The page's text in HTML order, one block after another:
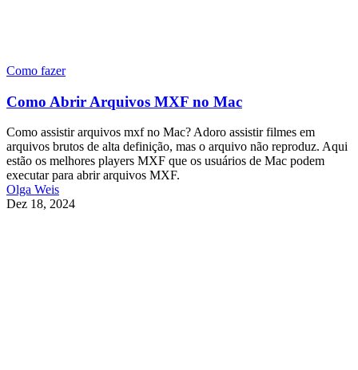
Como fazer
Como Abrir Arquivos MXF no Mac
Como assistir arquivos mxf no Mac? Adoro assistir filmes em
arquivos brutos de alta definição, mas o arquivo não reproduz. Aqui
estão os melhores players MXF que os usuários de Mac podem
executar para abrir arquivos MXF.
Olga Weis
Dez 18, 2024